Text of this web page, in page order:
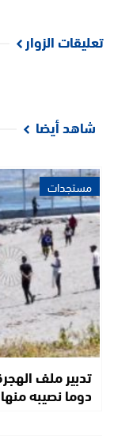
تعليقات الزوار
شاهد أيضا
مستجدات
تدبير ملف
دوما نصيبه